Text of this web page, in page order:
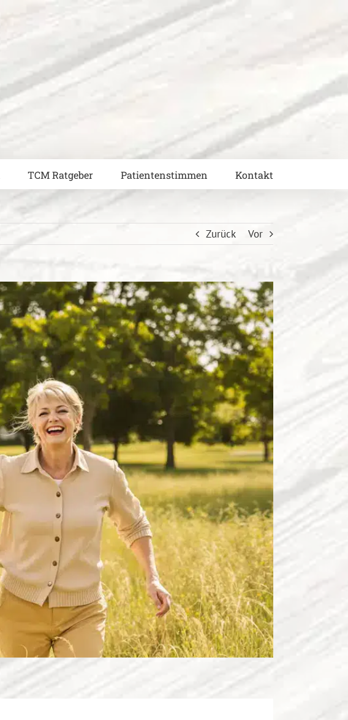
TCM Ratgeber Patientenstimmen Kontakt
Zurück Vor